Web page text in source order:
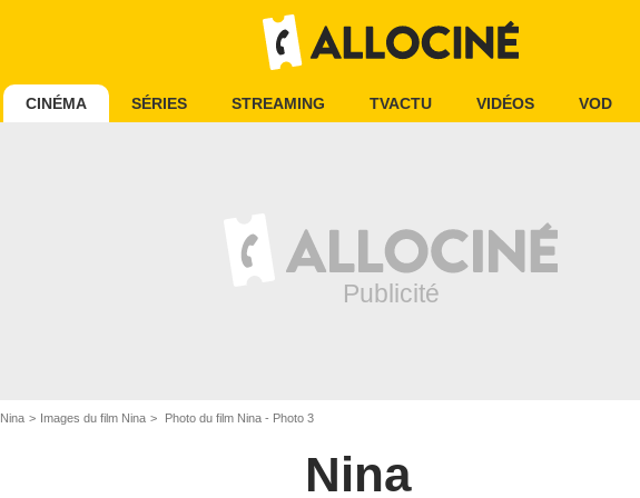
CINÉMA SÉRIES STREAMING TVACTU VIDÉOS VOD
Nina Images du film Nina Photo du film Nina - Photo 3
Nina